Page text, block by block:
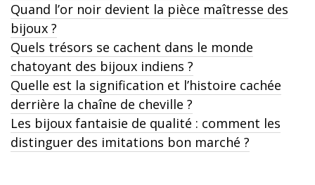
Quand l’or noir devient la pièce maîtresse des
bijoux ?
Quels trésors se cachent dans le monde
chatoyant des bijoux indiens ?
Quelle est la signification et l’histoire cachée
derrière la chaîne de cheville ?
Les bijoux fantaisie de qualité : comment les
distinguer des imitations bon marché ?